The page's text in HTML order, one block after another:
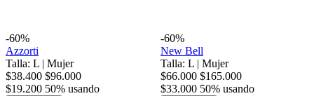
-60%
Azzorti
Talla: L | Mujer
$38.400 $96.000
$19.200 50% usando
-60%
New Bell
Talla: L | Mujer
$66.000 $165.000
$33.000 50% usando